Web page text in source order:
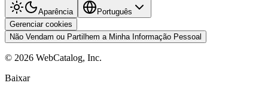
Aparência
Português
Gerenciar cookies
Não Vendam ou Partilhem a Minha Informação Pessoal
© 2026 WebCatalog, Inc.
Baixar